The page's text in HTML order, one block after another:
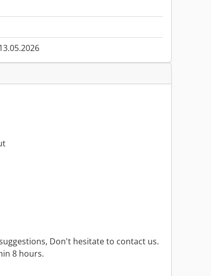
Don't hesitate to contact us.
8 hours.